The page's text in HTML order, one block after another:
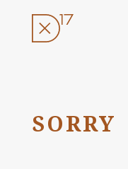
tartalomhoz
SORRY